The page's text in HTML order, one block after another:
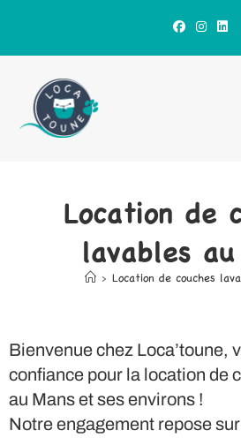
Location de
lavables
> Location de couches
Bienvenue chez Loca’toune,
confiance pour la location de
au Mans et ses environs !
Notre engagement repose